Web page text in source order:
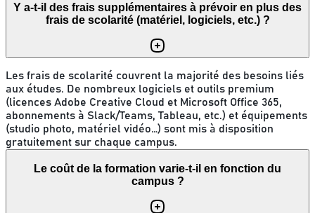
Y a-t-il des frais supplémentaires à prévoir en plus des
frais de scolarité (matériel, logiciels, etc.) ?
Les frais de scolarité couvrent la majorité des besoins liés
aux études. De nombreux logiciels et outils premium
(licences Adobe Creative Cloud et Microsoft Office 365,
abonnements à Slack/Teams, Tableau, etc.) et équipements
(studio photo, matériel vidéo…) sont mis à disposition
gratuitement sur chaque campus.
Le coût de la formation varie-t-il en fonction du
campus ?